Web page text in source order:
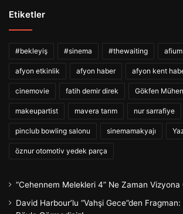
Etiketler
#bekleyiş #sinema #thewaiting
afyon etkinlik afyon haber afyon kent
cinemovie fatih demir direk Gökfen
makeupartist mavera tarım nur sarrafiye
pinclub bowling salonu sinemamakyajı
öznur otomotiv yedek parça
“Cehennem Melekleri 4” Ne Zaman Vizyona
David Harbour’lu “Vahşi Gece”den Fragman: